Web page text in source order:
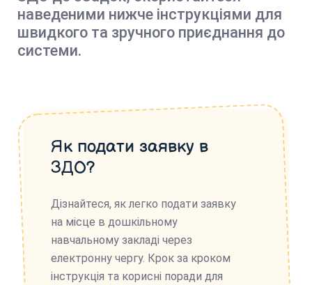
наведеними нижче інструкціями для
швидкого та зручного приєднання до
системи.
Як подати заявку в
ЗДО?
Дізнайтеся, як легко подати заявку
на місце в дошкільному
навчальному закладі через
електронну чергу. Крок за кроком
інструкція та корисні поради для